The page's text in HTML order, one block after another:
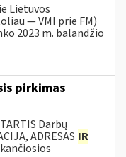
Lietuvos
― VMI prie FM)
2023 m. balandžio
pirkimas
Darbų
ADRESAS IR